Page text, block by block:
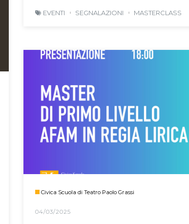
EVENTI SEGNALAZIONI MASTERCLASS
Civica Scuola di Teatro Paolo Grassi
04/03/2025